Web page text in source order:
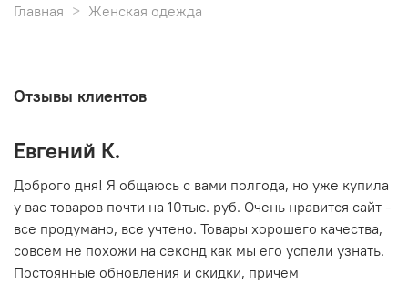
Главная Женская одежда
Отзывы клиентов
Евгений К.
Доброго дня! Я общаюсь с вами полгода, но уже купила
у вас товаров почти на 10тыс. руб. Очень нравится сайт -
все продумано, все учтено. Товары хорошего качества,
совсем не похожи на секонд как мы его успели узнать.
Постоянные обновления и скидки, причем